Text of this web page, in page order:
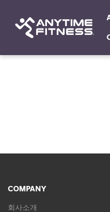
COMPANY
회사소개